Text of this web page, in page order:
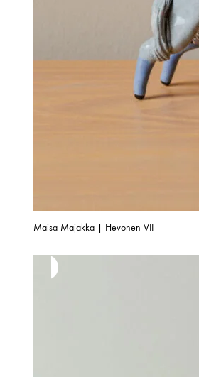
Maisa Majakka | Hevonen VII